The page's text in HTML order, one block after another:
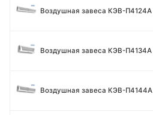
Воздушная завеса КЭВ-П4124A
Воздушная завеса КЭВ-П4134A
Воздушная завеса КЭВ-П4144A